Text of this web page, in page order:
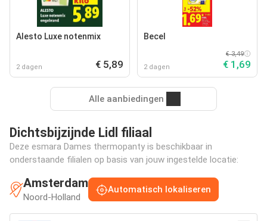
Alesto Luxe notenmix
2 dagen € 5,89
Becel
2 dagen
€ 3,49
€ 1,69
Alle aanbiedingen
Dichtsbijzijnde Lidl filiaal
Deze esmara Dames thermopanty is beschikbaar in
onderstaande filialen op basis van jouw ingestelde locatie:
Amsterdam
Noord-Holland
Automatisch lokaliseren